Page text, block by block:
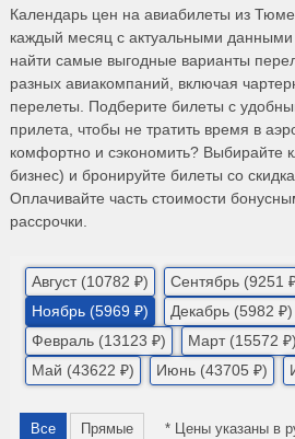
Календарь цен на авиабилеты из
каждый месяц с актуальными
найти самые выгодные варианты
разных авиакомпаний, включая
перелеты. Подберите билеты с
прилета, чтобы не тратить время в
комфортно и сэкономить? Выбирайте
бизнес) и бронируйте билеты со
Оплачивайте часть стоимости
рассрочки.
Август (10782 ₽) Сентябрь (9251
Ноябрь (5969 ₽)
Декабрь (5982 ₽)
Февраль (13123 ₽)
Март (15572 ₽)
Май (43622 ₽)
Июнь (43705 ₽)
Все Прямые * Цены указаны в